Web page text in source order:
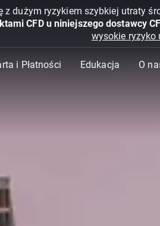
z dużym ryzykiem szybkiej utraty
CFD u niniejszego dostawcy
wysokie ryzyko
i Płatności Edukacja O